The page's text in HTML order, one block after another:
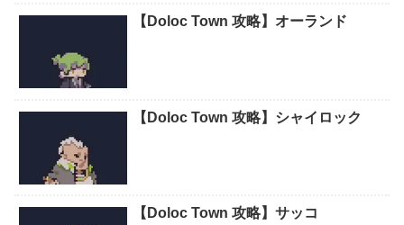
【Doloc Town 攻略】オーランド
【Doloc Town 攻略】シャイロック
【Doloc Town 攻略】サッコ